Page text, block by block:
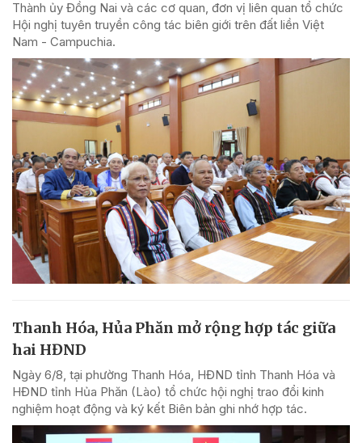
Thành ủy Đồng Nai và các cơ quan, đơn vị liên quan tổ chức
Hội nghị tuyên truyền công tác biên giới trên đất liền Việt
Nam - Campuchia.
Thanh Hóa, Hủa Phăn mở rộng hợp tác giữa
hai HĐND
Ngày 6/8, tại phường Thanh Hóa, HĐND tỉnh Thanh Hóa và
HĐND tỉnh Hủa Phăn (Lào) tổ chức hội nghị trao đổi kinh
nghiệm hoạt động và ký kết Biên bản ghi nhớ hợp tác.